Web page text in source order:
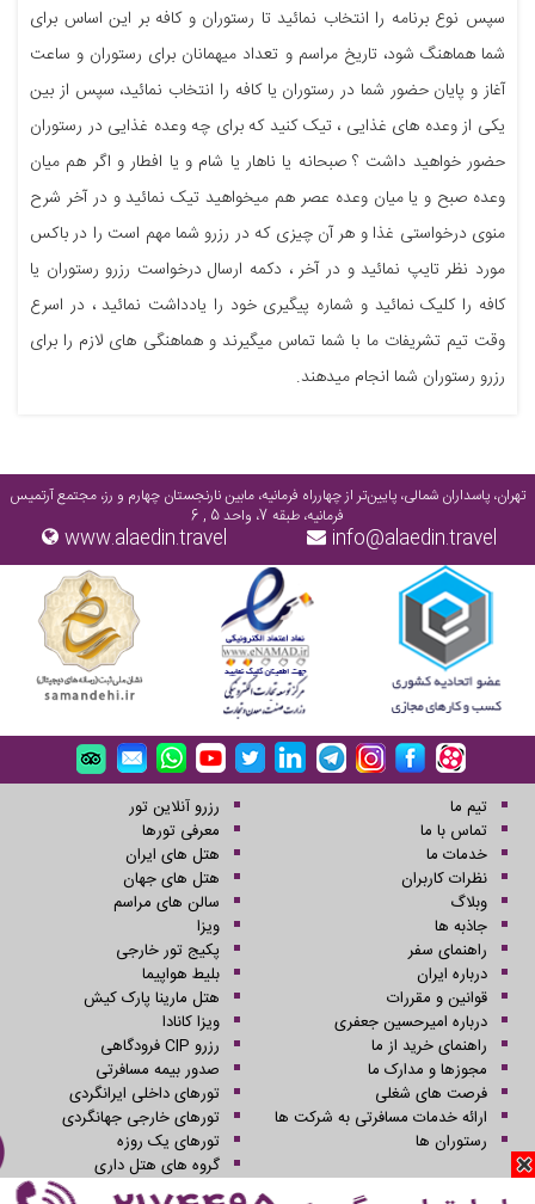
سپس نوع برنامه را انتخاب نمائید تا رستوران و کافه بر این اساس برای
شما هماهنگ شود، تاریخ مراسم و تعداد میهمانان برای رستوران و ساعت
آغاز و پایان حضور شما در رستوران یا کافه را انتخاب نمائید، سپس از بین
یکی از وعده های غذایی ، تیک کنید که برای چه وعده غذایی در رستوران
حضور خواهید داشت ؟ صبحانه یا ناهار یا شام و یا افطار و اگر هم میان
وعده صبح و یا میان وعده عصر هم میخواهید تیک نمائید و در آخر شرح
منوی درخواستی غذا و هر آن چیزی که در رزرو شما مهم است را در باکس
مورد نظر تایپ نمائید و در آخر ، دکمه ارسال درخواست رزرو رستوران یا
کافه را کلیک نمائید و شماره پیگیری خود را یادداشت نمائید ، در اسرع
وقت تیم تشریفات ما با شما تماس میگیرند و هماهنگی های لازم را برای
رزرو رستوران شما انجام میدهند.
تهران، پاسداران شمالی، پایین‌تر از چهارراه فرمانیه، مابین نارنجستان چهارم و رز، مجتمع آرتمیس
فرمانیه، طبقه 7، واحد 5 , 6
info@alaedin.travel
www.alaedin.travel
تیم ما
تماس با ما
خدمات ما
نظرات کاربران
وبلاگ
جاذبه ها
راهنمای سفر
درباره ایران
قوانین و مقررات
درباره امیرحسین جعفری
راهنمای خرید از ما
مجوزها و مدارک ما
فرصت های شغلی
ارائه خدمات مسافرتی به شرکت ها
رستوران ها
رزرو آنلاین تور
معرفی تورها
هتل های ایران
هتل های جهان
سالن های مراسم
ویزا
پکیج تور خارجی
بلیط هواپیما
هتل مارینا پارک کیش
ویزا کانادا
رزرو CIP فرودگاهی
صدور بیمه مسافرتی
تورهای داخلی ایرانگردی
تورهای خارجی جهانگردی
تورهای یک روزه
گروه های هتل داری